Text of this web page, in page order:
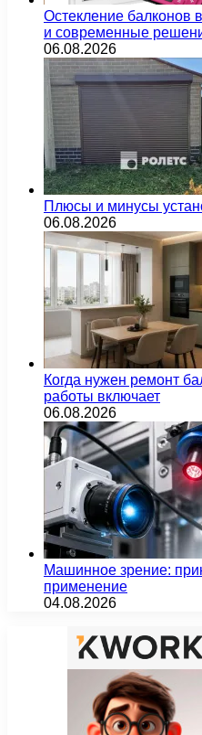
Остекление балконов
и современные
06.08.2026
Плюсы и минусы
06.08.2026
Когда нужен ремонт
работы включает
06.08.2026
Машинное зрение:
применение
04.08.2026